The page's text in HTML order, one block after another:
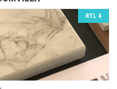
RTL 4